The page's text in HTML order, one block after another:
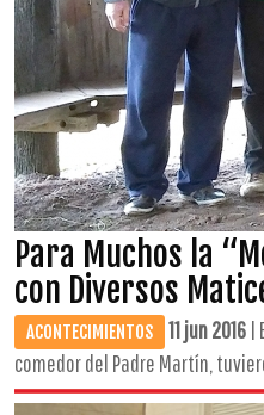
Para Muchos la
con Diversos
ACONTECIMIENTOS 11 jun 2016 |
comedor del Padre Martín,